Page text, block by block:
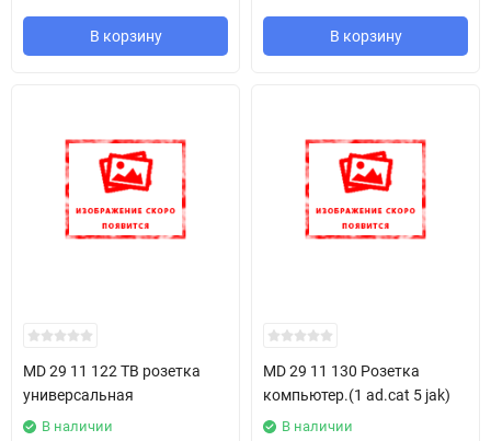
В корзину В корзину
MD 29 11 122 ТВ розетка
универсальная
В наличии
MD 29 11 130 Розетка
компьютер.(1 ad.cat 5 jak)
В наличии